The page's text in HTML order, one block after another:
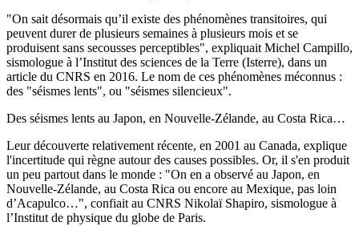
"On sait désormais qu’il existe des phénomènes transitoires, qui
peuvent durer de plusieurs semaines à plusieurs mois et se
produisent sans secousses perceptibles", expliquait Michel Campillo,
sismologue à l’Institut des sciences de la Terre (Isterre), dans un
article du CNRS en 2016. Le nom de ces phénomènes méconnus :
des "séismes lents", ou "séismes silencieux".
Des séismes lents au Japon, en Nouvelle-Zélande, au Costa Rica…
Leur découverte relativement récente, en 2001 au Canada, explique
l'incertitude qui règne autour des causes possibles. Or, il s'en produit
un peu partout dans le monde : "On en a observé au Japon, en
Nouvelle-Zélande, au Costa Rica ou encore au Mexique, pas loin
d’Acapulco…", confiait au CNRS Nikolaï Shapiro, sismologue à
l’Institut de physique du globe de Paris.